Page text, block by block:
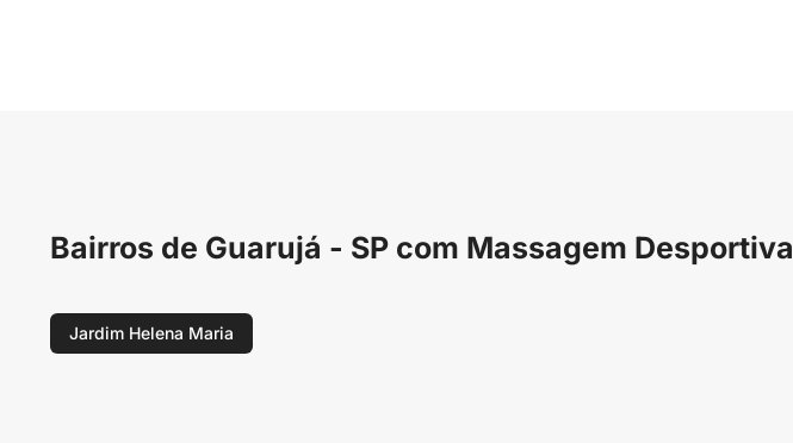
Bairros de Guarujá - SP com Massagem Desportiva
Jardim Helena Maria